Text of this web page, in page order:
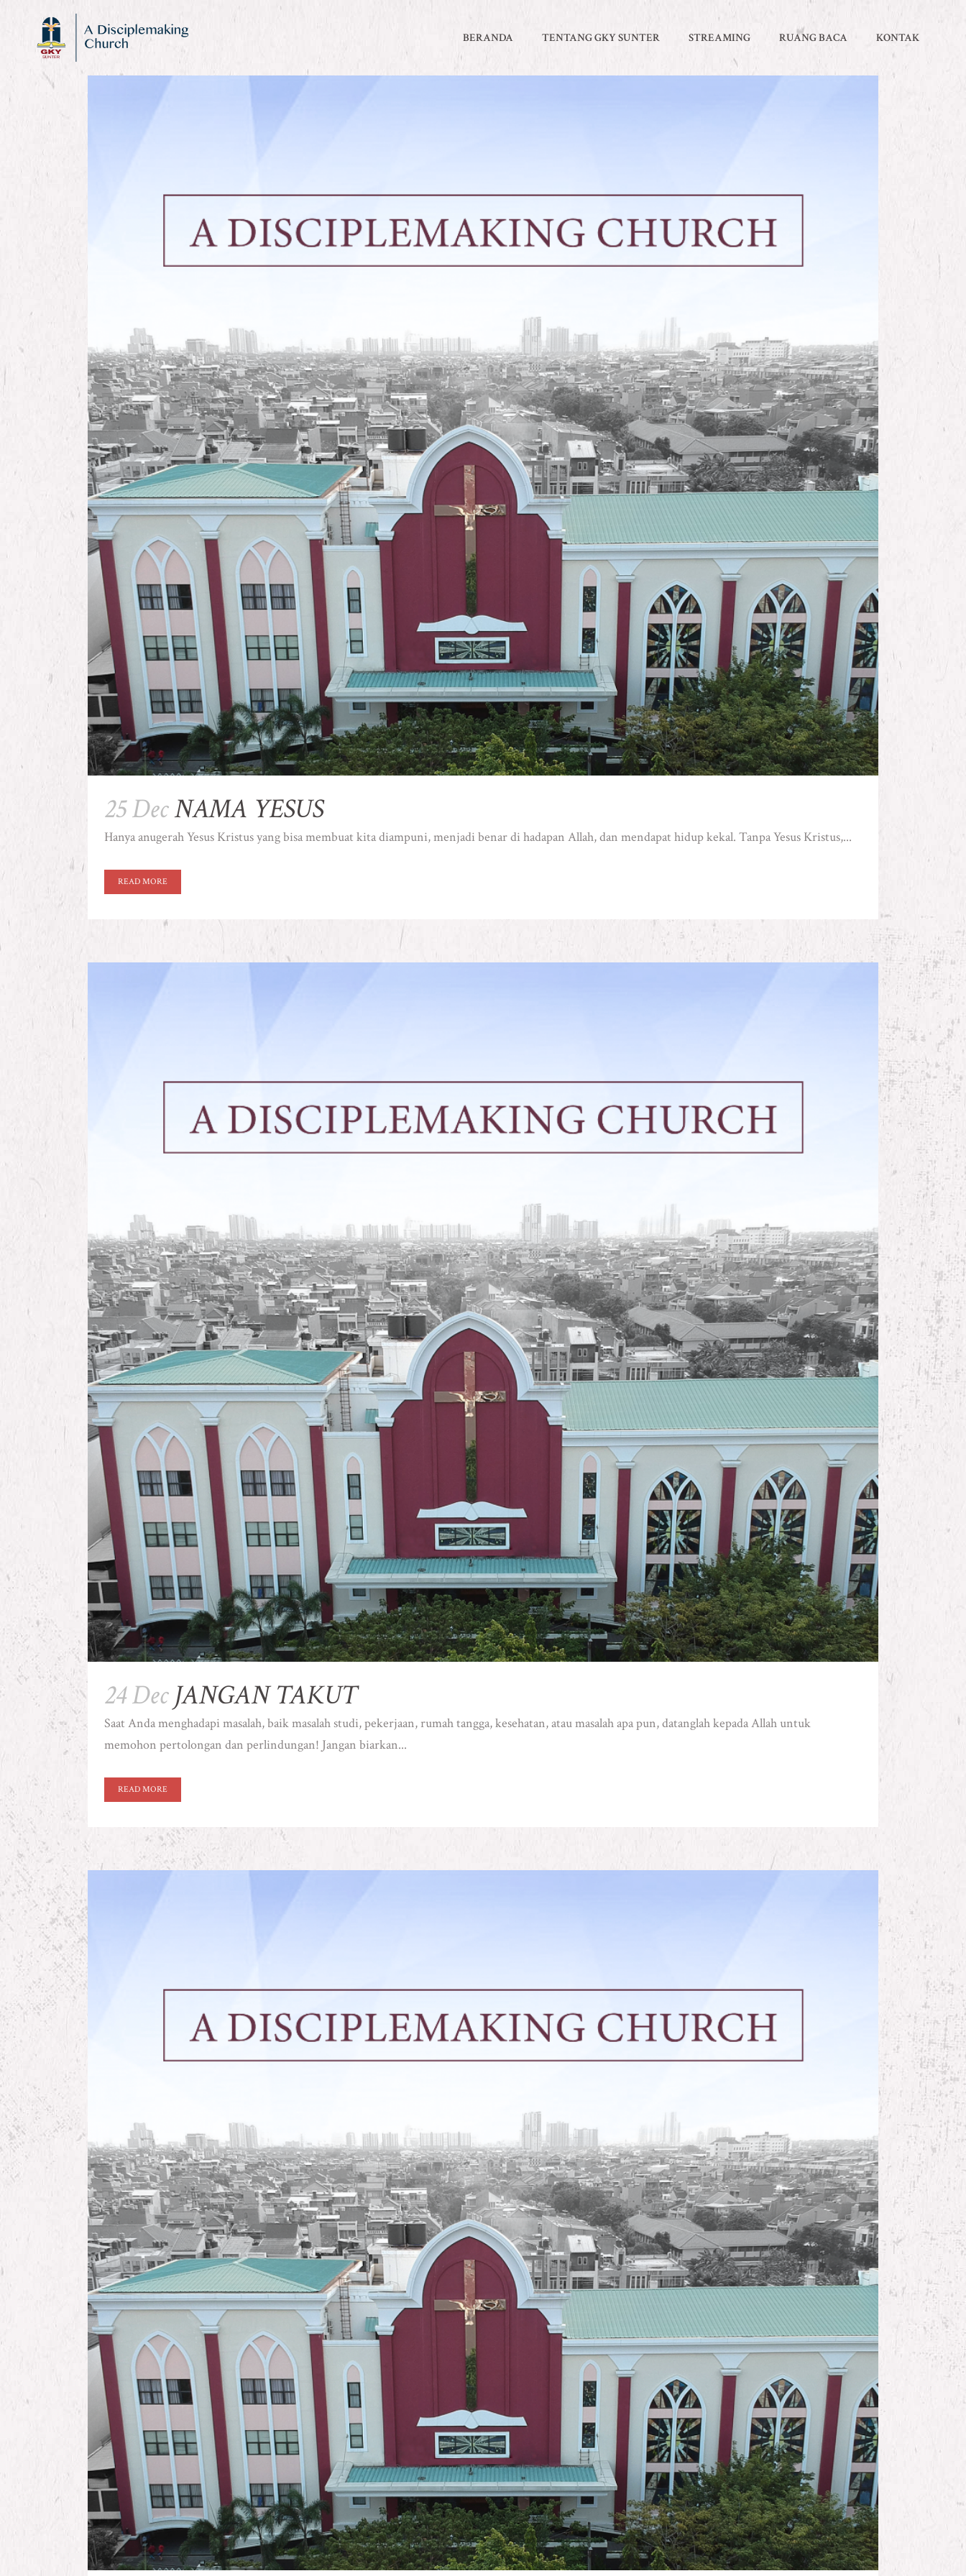
BERANDA TENTANG GKY SUNTER STREAMING RUANG BACA KONTAK
25 DecNAMA YESUS
Hanya anugerah Yesus Kristus yang bisa membuat kita diampuni, menjadi benar di hadapan Allah, dan mendapat hidup kekal. Tanpa Yesus Kristus,...
READ MORE
24 Dec JANGAN TAKUT
Saat Anda menghadapi masalah, baik masalah studi, pekerjaan, rumah tangga, kesehatan, atau masalah apa pun, datanglah kepada Allah untuk
memohon pertolongan dan perlindungan! Jangan biarkan...
READ MORE